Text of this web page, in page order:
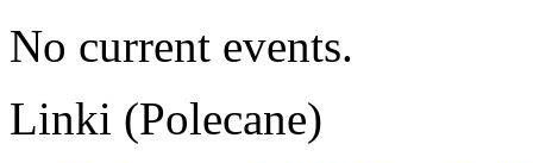
No current events.
Linki (Polecane)